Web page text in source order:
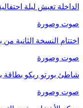
الداخلة تعيش ليلة
صوت وصورة
اختتام النسخة الثانية
صوت وصورة
شاطئ بورتو ريكو بطاقة
صوت وصورة